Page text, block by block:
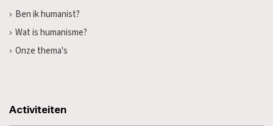
Ben ik humanist?
Wat is humanisme?
Onze thema's
Activiteiten